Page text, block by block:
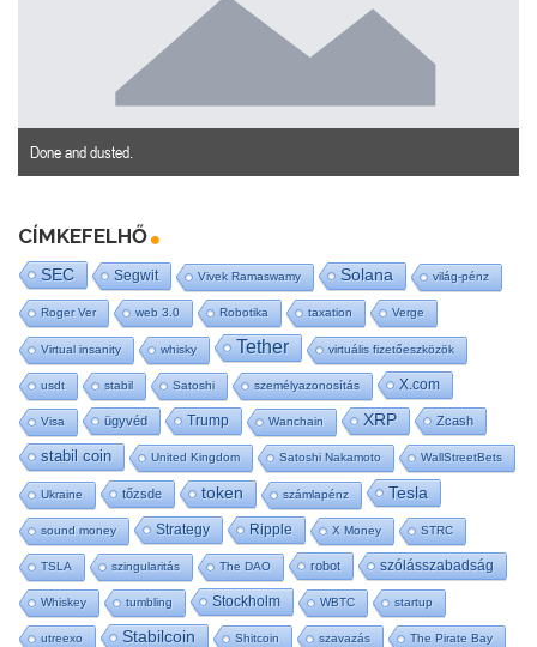
Done and dusted.
CÍMKEFELHŐ
SEC Segwit Vivek Ramaswamy Solana világ-pénz
Roger Ver web 3.0 Robotika taxation Verge
Virtual insanity whisky Tether virtuális fizetőeszközök
usdt stabil Satoshi személyazonosítás X.com
Visa ügyvéd Trump Wanchain XRP Zcash
stabil coin United Kingdom Satoshi Nakamoto WallStreetBets
Ukraine tőzsde token számlapénz Tesla
sound money Strategy Ripple X Money STRC
TSLA szingularitás The DAO robot szólásszabadság
Whiskey tumbling Stockholm WBTC startup
utreexo Stabilcoin Shitcoin szavazás The Pirate Bay